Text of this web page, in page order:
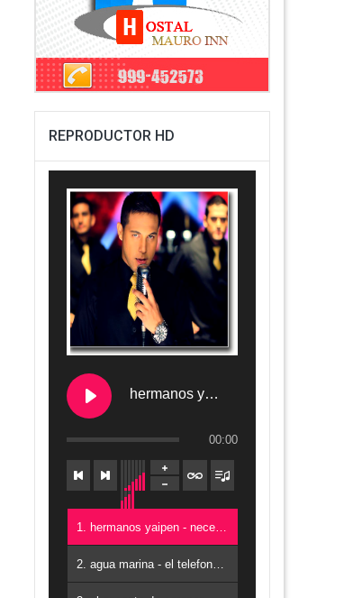
REPRODUCTOR HD
hermanos yaipen - necesito un amor
00:00
1. hermanos yaipen - necesito un amor
2. agua marina - el telefono HD